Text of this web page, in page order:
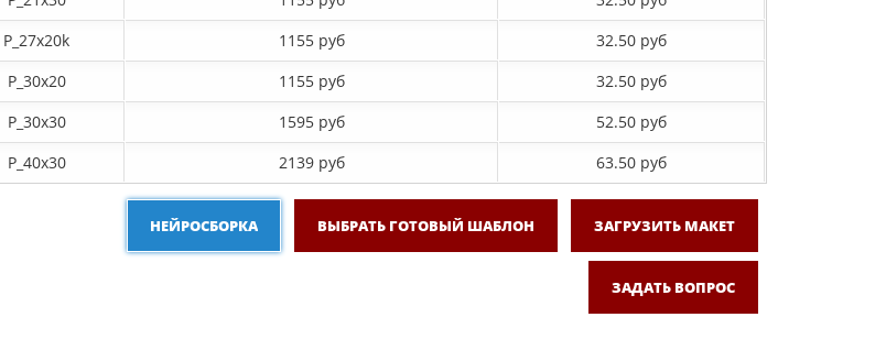
P_27х20k
1155 руб
32.50 руб
P_30х20
1155 руб
32.50 руб
P_30х30
1595 руб
52.50 руб
P_40х30
2139 руб 63.50 руб
НЕЙРОСБОРКА ВЫБРАТЬ ГОТОВЫЙ ШАБЛОН ЗАГРУЗИТЬ МАКЕТ
ЗАДАТЬ ВОПРОС